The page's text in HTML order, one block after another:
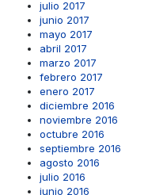
julio 2017
junio 2017
mayo 2017
abril 2017
marzo 2017
febrero 2017
enero 2017
diciembre 2016
noviembre 2016
octubre 2016
septiembre 2016
agosto 2016
julio 2016
junio 2016